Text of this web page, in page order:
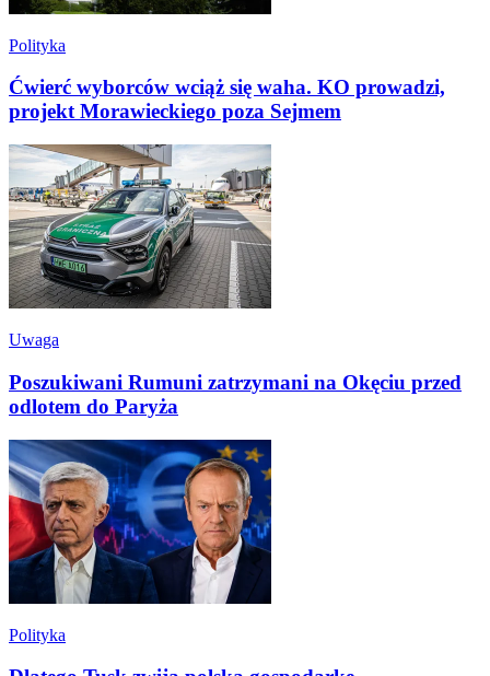
Polityka
Ćwierć wyborców wciąż się waha. KO prowadzi,
projekt Morawieckiego poza Sejmem
Uwaga
Poszukiwani Rumuni zatrzymani na Okęciu przed
odlotem do Paryża
Polityka